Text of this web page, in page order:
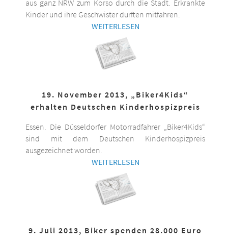
aus ganz NRW zum Korso durch die Stadt. Erkrankte
Kinder und ihre Geschwister durften mitfahren.
WEITERLESEN
19. November 2013, „Biker4Kids“
erhalten Deutschen Kinderhospizpreis
Essen. Die Düsseldorfer Motorradfahrer „Biker4Kids“
sind mit dem Deutschen Kinderhospizpreis
ausgezeichnet worden.
WEITERLESEN
9. Juli 2013, Biker spenden 28.000 Euro